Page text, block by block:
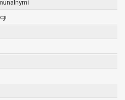
a także obowiązków i
przez instytucje
Gminy;
umów;
interesów osoby, której
innej osoby fizycznej;
realizowanego w
lub w ramach
publicznej